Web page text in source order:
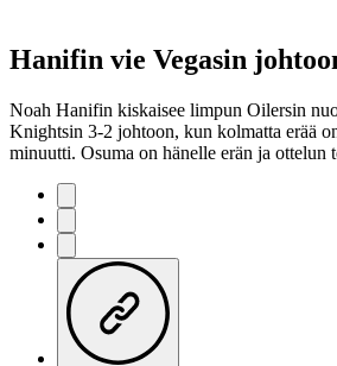
Hanifin vie Vegasin
Noah Hanifin kiskaisee limpun Oilersin
Knightsin 3-2 johtoon, kun kolmatta erää
minuutti. Osuma on hänelle erän ja ottelun